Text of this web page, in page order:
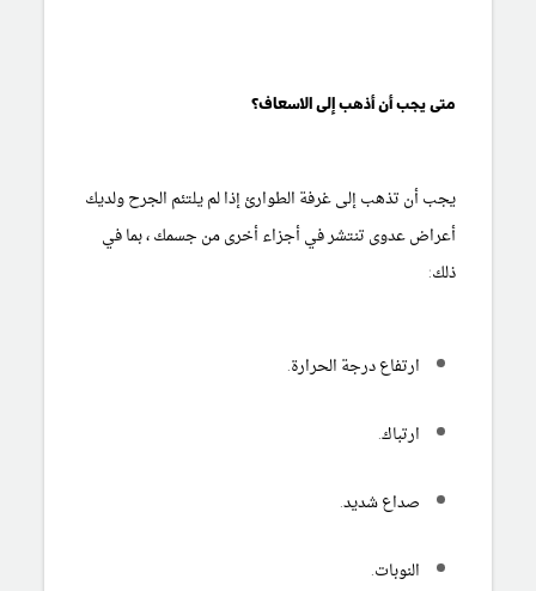
متى يجب أن أذهب إلى الاسعاف؟
يجب أن تذهب إلى غرفة الطوارئ إذا لم يلتئم الجرح ولديك
أعراض عدوى تنتشر في أجزاء أخرى من جسمك ، بما في
ذلك:
ارتفاع درجة الحرارة.
ارتباك.
صداع شديد.
النوبات.